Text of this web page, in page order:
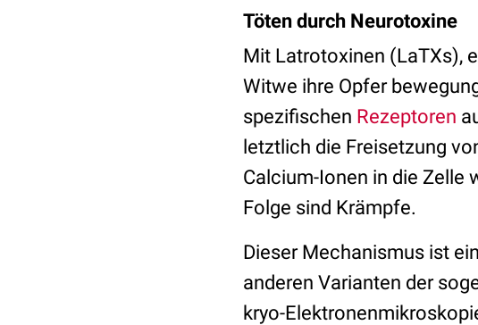
Töten durch Neurotoxine
Mit Latrotoxinen (LaTXs),
Witwe ihre Opfer
spezifischen Rezeptoren
letztlich die Freisetzung
Calcium-Ionen in die Zelle
Folge sind Krämpfe.
Dieser Mechanismus ist
anderen Varianten der
kryo-